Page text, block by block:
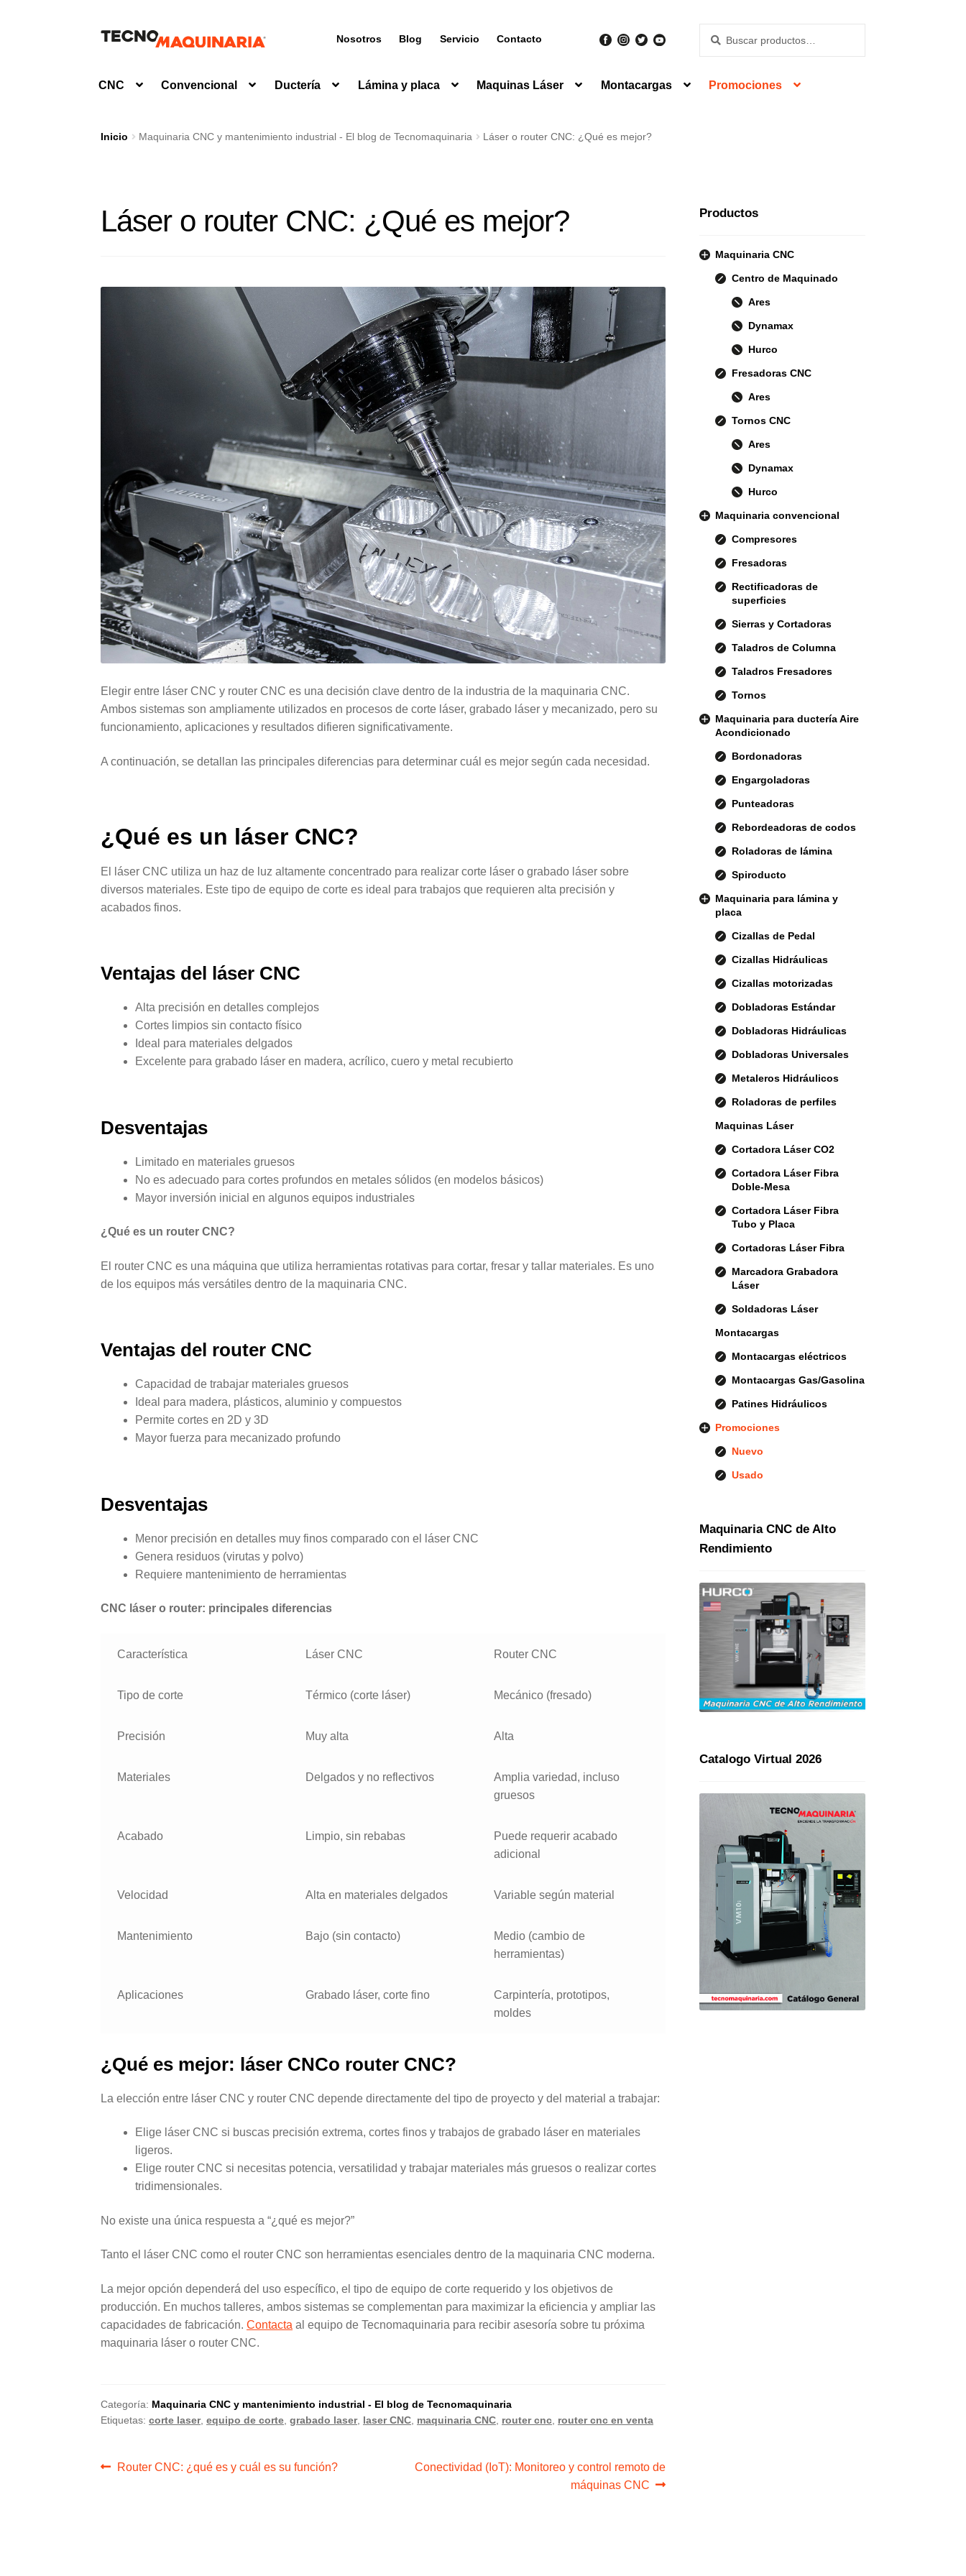
navegación
Nosotros Blog Servicio Contacto
por:
CNC Convencional Ductería Lámina y placa Maquinas Láser Montacargas Promociones
Inicio Maquinaria CNC y mantenimiento industrial - El blog de Tecnomaquinaria Láser o router CNC: ¿Qué es mejor?
Láser o router CNC: ¿Qué es mejor?
Elegir entre láser CNC y router CNC es una decisión clave dentro de la industria de la maquinaria CNC.
Ambos sistemas son ampliamente utilizados en procesos de corte láser, grabado láser y mecanizado, pero su
funcionamiento, aplicaciones y resultados difieren significativamente.
A continuación, se detallan las principales diferencias para determinar cuál es mejor según cada necesidad.
¿Qué es un láser CNC?
El láser CNC utiliza un haz de luz altamente concentrado para realizar corte láser o grabado láser sobre
diversos materiales. Este tipo de equipo de corte es ideal para trabajos que requieren alta precisión y
acabados finos.
Ventajas del láser CNC
Alta precisión en detalles complejos
Cortes limpios sin contacto físico
Ideal para materiales delgados
Excelente para grabado láser en madera, acrílico, cuero y metal recubierto
Desventajas
Limitado en materiales gruesos
No es adecuado para cortes profundos en metales sólidos (en modelos básicos)
Mayor inversión inicial en algunos equipos industriales
¿Qué es un router CNC?
El router CNC es una máquina que utiliza herramientas rotativas para cortar, fresar y tallar materiales. Es uno
de los equipos más versátiles dentro de la maquinaria CNC.
Ventajas del router CNC
Capacidad de trabajar materiales gruesos
Ideal para madera, plásticos, aluminio y compuestos
Permite cortes en 2D y 3D
Mayor fuerza para mecanizado profundo
Desventajas
Menor precisión en detalles muy finos comparado con el láser CNC
Genera residuos (virutas y polvo)
Requiere mantenimiento de herramientas
CNC láser o router: principales diferencias
Característica Láser CNC Router CNC
Tipo de corte Térmico (corte láser) Mecánico (fresado)
Precisión Muy alta Alta
Materiales Delgados y no reflectivos
Amplia variedad, incluso
gruesos
Acabado Limpio, sin rebabas
Puede requerir acabado
adicional
Velocidad Alta en materiales delgados Variable según material
Mantenimiento Bajo (sin contacto)
Medio (cambio de
herramientas)
Aplicaciones Grabado láser, corte fino
Carpintería, prototipos,
moldes
¿Qué es mejor: láser CNCo router CNC?
La elección entre láser CNC y router CNC depende directamente del tipo de proyecto y del material a trabajar:
Elige láser CNC si buscas precisión extrema, cortes finos y trabajos de grabado láser en materiales
ligeros.
Elige router CNC si necesitas potencia, versatilidad y trabajar materiales más gruesos o realizar cortes
tridimensionales.
No existe una única respuesta a “¿qué es mejor?”
Tanto el láser CNC como el router CNC son herramientas esenciales dentro de la maquinaria CNC moderna.
La mejor opción dependerá del uso específico, el tipo de equipo de corte requerido y los objetivos de
producción. En muchos talleres, ambos sistemas se complementan para maximizar la eficiencia y ampliar las
capacidades de fabricación.Contacta al equipo de Tecnomaquinaria para recibir asesoría sobre tu próxima
maquinaria láser o router CNC.
Categoría: Maquinaria CNC y mantenimiento industrial - El blog de Tecnomaquinaria
Etiquetas:corte laser,equipo de corte,grabado laser, laser CNC, maquinaria CNC, router cnc, router cnc en venta
Navegación
Anterior:
Router CNC: ¿qué es y cuál es su función? Siguiente:
Conectividad (IoT): Monitoreo y control remoto de
máquinas CNC
Productos
Maquinaria CNC
Centro de Maquinado
Ares
Dynamax
Hurco
Fresadoras CNC
Ares
Tornos CNC
Ares
Dynamax
Hurco
Maquinaria convencional
Compresores
Fresadoras
Rectificadoras de
superficies
Sierras y Cortadoras
Taladros de Columna
Taladros Fresadores
Tornos
Maquinaria para ductería Aire
Acondicionado
Bordonadoras
Engargoladoras
Punteadoras
Rebordeadoras de codos
Roladoras de lámina
Spiroducto
Maquinaria para lámina y
placa
Cizallas de Pedal
Cizallas Hidráulicas
Cizallas motorizadas
Dobladoras Estándar
Dobladoras Hidráulicas
Dobladoras Universales
Metaleros Hidráulicos
Roladoras de perfiles
Maquinas Láser
Cortadora Láser CO2
Cortadora Láser Fibra
Doble-Mesa
Cortadora Láser Fibra
Tubo y Placa
Cortadoras Láser Fibra
Marcadora Grabadora
Láser
Soldadoras Láser
Montacargas
Montacargas eléctricos
Montacargas Gas/Gasolina
Patines Hidráulicos
Promociones
Nuevo
Usado
Maquinaria CNC de Alto
Rendimiento
Catalogo Virtual 2026